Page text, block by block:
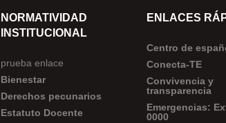
NORMATIVIDAD
INSTITUCIONAL
prueba enlace
Bienestar
Derechos pecunarios
Estatuto Docente
ENLACES
Centro de
Conecta-TE
Convivencia y
transparencia
Emergencias:
0000